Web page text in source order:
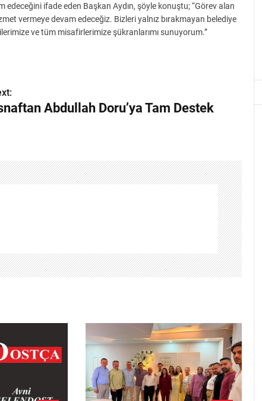
edeceğini ifade eden Başkan Aydın, şöyle konuştu; “Görev alan
vermeye devam edeceğiz. Bizleri yalnız bırakmayan belediye
ve tüm misafirlerimize şükranlarımı sunuyorum.”
Abdullah Doru’ya Tam Destek